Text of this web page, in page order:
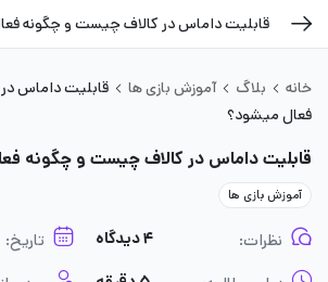
قابلیت داماس در کالاف چیست و چگونه
خانه بلاگ آموزش بازی ها
قابلیت داماس
فعال میشود؟
قابلیت داماس در کالاف چیست و چگونه
آموزش بازی ها
نظرات: ۴ دیدگاه تاریخ: